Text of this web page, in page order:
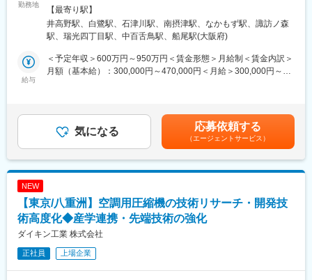
新たな製品の開発や、開発受託、および自社事業の創出を図って
いくために増員募集をしています。
さまざまな社会課題の解決につながる価値あるソリューションを
提供し、持続的成長と企業価値向上を目指しています。
■働き方：
変更の範囲：ご本人の適性や事業方針により当社業務全般に変更
の可能性があります。
■具体的な担当業務：
送風機のパフォーマンスを最大化（静圧向上、軸動力低減、音低
減）するための、翼設計、空気流れ設計や、部品の信頼性を確保
するための樹脂材料選定や強度設計などを中心に担当いただきま
す。
機をはじめとした要素部品・技術開発の取りまとめや、新規要素
技術開発など部門の中核を担うリーダーとして成長して頂くこと
を期待しています。
■ポジション・立場：
・送風機開発の先行開発・量産開発チームの中で、構造設計・材
料設計・性能設計の若手～中核メンバーとしての活躍を期待して
います。
勤務地
線／井高野駅受動喫煙対策：敷地内喫煙可能場所あり＜勤務地詳
細2＞堺製作所 金岡工場住所：大阪府堺市北区金岡町1304 勤務地
最寄駅：地下鉄御堂筋線／中百舌鳥駅受動喫煙対策：屋内全面禁
新町3-12 勤務地最寄駅：南海本線／石津川駅受動喫煙対策：屋内
全面禁煙変更の範囲：本文参照
【最寄り駅】
井高野駅、白鷺駅、石津川駅、南摂津駅、なかもず駅、諏訪ノ森
駅、瑞光四丁目駅、中百舌鳥駅、船尾駅(大阪府)
給与
＜予定年収＞600万円～950万円＜賃金形態＞月給制＜賃金内訳＞
月額（基本給）：300,000円～470,000円＜月給＞300,000円～
選考を通じて上下する可能性があります。月給(月額)は固定手当を
含めた表記です。
気になる 応募依頼する
（エージェントサービス）
NEW
【東京/八重洲】空調用圧縮機の技術リサーチ・開発技
術高度化◆産学連携・先端技術の強化
ダイキン工業 株式会社
正社員 上場企業